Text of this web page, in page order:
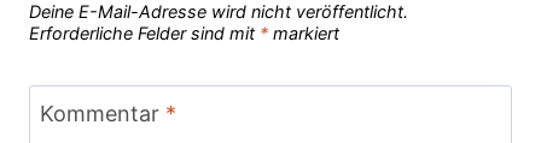
Deine E-Mail-Adresse wird nicht veröffentlicht.
Erforderliche Felder sind mit * markiert
Kommentar *